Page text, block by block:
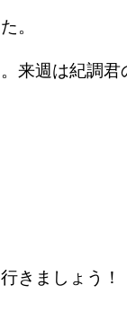
。
来週は紀調君
きましょう！